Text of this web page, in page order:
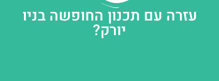
עזרה עם תכנון החופשה בניו
יורק?